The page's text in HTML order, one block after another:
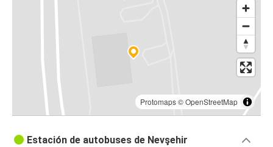
Nevşehir
Protomaps©OpenStreetMap
Estación de autobuses de Nevşehir